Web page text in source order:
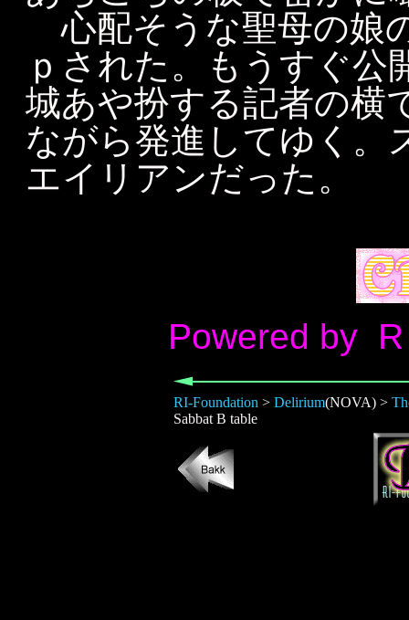
心配そうな聖母の娘
ｐされた。もうすぐ公
城あや扮する記者の横
ながら発進してゆく。
エイリアンだった。
Powered by
RI-Foundation > Delirium(NOVA) >
Sabbat B table